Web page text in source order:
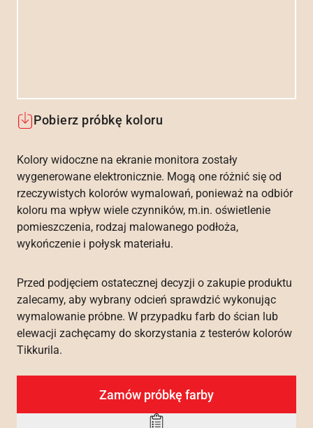
Pobierz próbkę koloru
Kolory widoczne na ekranie monitora zostały
wygenerowane elektronicznie. Mogą one różnić się od
rzeczywistych kolorów wymalowań, ponieważ na odbiór
koloru ma wpływ wiele czynników, m.in. oświetlenie
pomieszczenia, rodzaj malowanego podłoża,
wykończenie i połysk materiału.
Przed podjęciem ostatecznej decyzji o zakupie produktu
zalecamy, aby wybrany odcień sprawdzić wykonując
wymalowanie próbne. W przypadku farb do ścian lub
elewacji zachęcamy do skorzystania z testerów kolorów
Tikkurila.
Zamów próbkę farby